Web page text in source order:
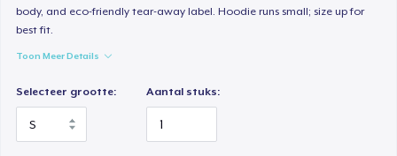
body, and eco-friendly tear-away label. Hoodie runs small; size up for
best fit.
Toon Meer Details
Selecteer grootte: Aantal stuks: